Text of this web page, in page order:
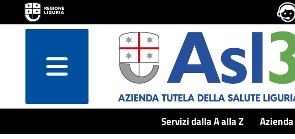
menu
Servizi dalla A alla Z Azienda